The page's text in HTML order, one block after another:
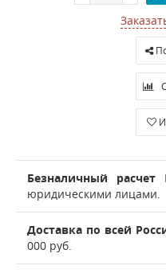
Безналичный расчет
юридическими лицами.
Доставка по всей
000 руб.